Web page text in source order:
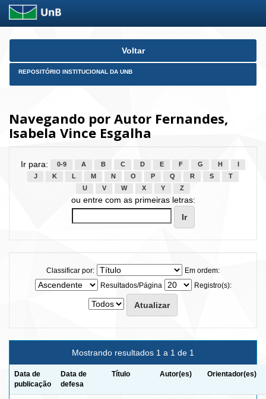
Skip
Voltar
REPOSITÓRIO INSTITUCIONAL DA UNB
Navegando por Autor Fernandes,
Isabela Vince Esgalha
Ir para: 0-9 A B C D E F G H
J
K L M N O P Q R S
T
U
V W X Y Z
ou entre com as primeiras letras:
Classificar por:
Em ordem:
Resultados/Página
Registro(s):
Mostrando resultados 1 a 1 de 1
Data de
publicação
Data de
defesa
Título Autor(es) Orientador(es)